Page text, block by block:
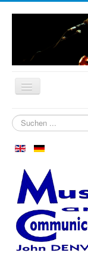
Startseite
Neuigkeiten
Aspen im Oktober
Clubtreffen
Die ersten 30 Jahre
Suchen
...